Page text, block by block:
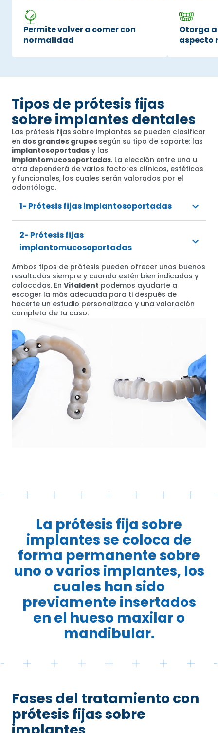
Permite volver a comer con
normalidad
Otorga
aspecto
Tipos de prótesis fijas
sobre implantes dentales
Las prótesis fijas sobre implantes se pueden clasificar
en dos grandes grupos según su tipo de soporte: las
implantosoportadas y las
implantomucosoportadas. La elección entre una u
otra dependerá de varios factores clínicos, estéticos
y funcionales, los cuales serán valorados por el
odontólogo.
1- Prótesis fijas implantosoportadas
2- Prótesis fijas
implantomucosoportadas
Ambos tipos de prótesis pueden ofrecer unos buenos
resultados siempre y cuando estén bien indicadas y
colocadas. En Vitaldent podemos ayudarte a
escoger la más adecuada para ti después de
hacerte un estudio personalizado y una valoración
completa de tu caso.
La prótesis fija sobre
implantes se coloca de
forma permanente sobre
uno o varios implantes, los
cuales han sido
previamente insertados
en el hueso maxilar o
mandibular.
Fases del tratamiento con
prótesis fijas sobre